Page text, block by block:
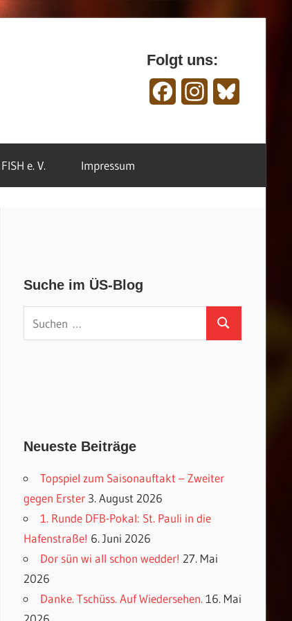
Folgt uns:
FacebookInstagram
FISH e. V. Impressum
Suche im ÜS-Blog
Suchen
Neueste Beiträge
Topspiel zum Saisonauftakt – Zweiter
gegen Erster 3. August 2026
1. Runde DFB-Pokal: St. Pauli in die
Hafenstraße! 6. Juni 2026
Dor sün wi all schon wedder! 27. Mai
2026
Danke. Tschüss. Auf Wiedersehen. 16. Mai